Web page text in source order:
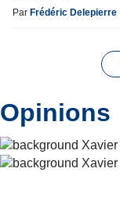
Par Frédéric Delepierre
Opinions